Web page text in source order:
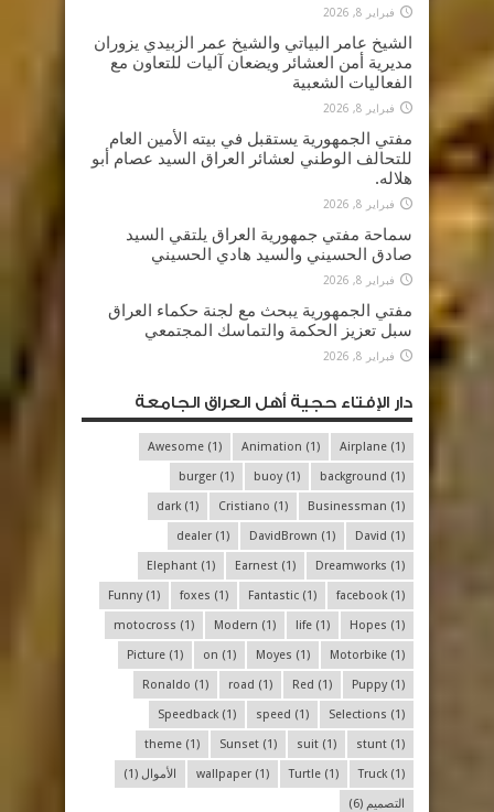
فبراير 8, 2026
الشيخ عامر البياتي والشيخ عمر الزبيدي يزوران
مديرية أمن العشائر ويضعان آليات للتعاون مع
الفعاليات الشعبية
فبراير 8, 2026
مفتي الجمهورية يستقبل في بيته الأمين العام
للتحالف الوطني لعشائر العراق السيد عصام أبو
هلاله.
فبراير 8, 2026
سماحة مفتي جمهورية العراق يلتقي السيد
صادق الحسيني والسيد هادي الحسيني
فبراير 8, 2026
مفتي الجمهورية يبحث مع لجنة حكماء العراق
سبل تعزيز الحكمة والتماسك المجتمعي
فبراير 8, 2026
دار الإفتاء حجية أهل العراق الجامعة
Airplane (1)
Animation (1)
Awesome (1)
background (1)
buoy(1)
burger (1)
Businessman (1)
Cristiano (1)
dark (1)
David (1)
DavidBrown (1)
dealer (1)
Dreamworks (1)
Earnest (1)
Elephant (1)
facebook (1)
Fantastic (1)
foxes (1)
Funny(1)
Hopes (1)
life (1)
Modern (1)
motocross (1)
Motorbike (1)
Moyes (1)
on (1)
Picture (1)
Puppy(1)
Red (1)
road (1)
Ronaldo (1)
Selections (1)
speed (1)
Speedback (1)
stunt (1)
suit (1)
Sunset (1)
theme (1)
Truck (1)
Turtle (1)
wallpaper (1) الأموال (1)
التصميم (6)